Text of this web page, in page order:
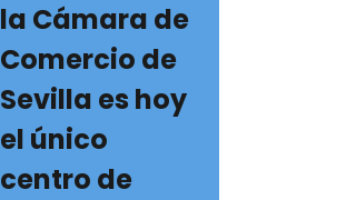
la Cámara de
Comercio de
Sevilla es hoy
el único
centro de